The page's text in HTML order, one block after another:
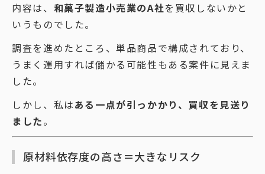
内容は、 和菓子製造小売業のA社を買収しないかと
いうものでした。
調査を進めたところ、単品商品で構成されており、
うまく運用すれば儲かる可能性もある案件に見えま
した。
しかし、私はある一点が引っかかり、買収を見送り
ました。
原材料依存度の高さ＝大きなリスク